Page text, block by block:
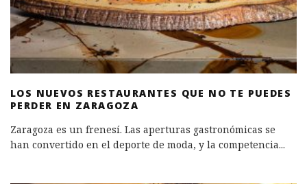
LOS NUEVOS RESTAURANTES QUE NO TE PUEDES
PERDER EN ZARAGOZA
Zaragoza es un frenesí. Las aperturas gastronómicas se
han convertido en el deporte de moda, y la competencia...